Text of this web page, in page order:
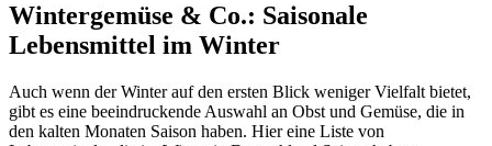
Wintergemüse & Co.: Saisonale
Lebensmittel im Winter
Auch wenn der Winter auf den ersten Blick weniger Vielfalt bietet,
gibt es eine beeindruckende Auswahl an Obst und Gemüse, die in
den kalten Monaten Saison haben. Hier eine Liste von